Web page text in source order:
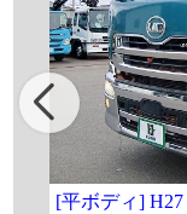
[平ボディ]